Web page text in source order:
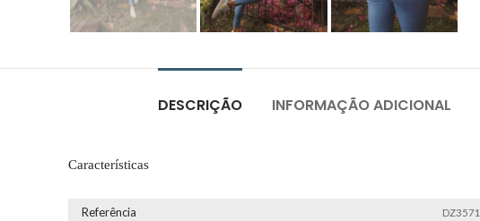
DESCRIÇÃO INFORMAÇÃO ADICIONAL
Características
Referência DZ3571